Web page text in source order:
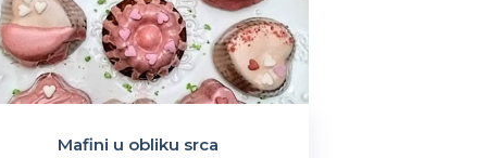
Mafini u obliku srca